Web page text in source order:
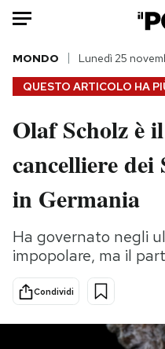
HOME
Italia
Politica
Tecnologia
Scienza
Cultura
Economia
QUESTO ARTICOLO HA
MONDO Lunedì 25
Olaf Scholz è
cancelliere
in Germania
Ha governato negli
impopolare, ma il
Condividi